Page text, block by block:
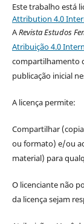
Este trabalho está
Attribution 4.0
ARevista Estudos
Atribuição 4.0
compartilhamento
publicação inicial
A licença permite:
Compartilhar
ou formato) e/ou
material) para
O licenciante não
da licença sejam